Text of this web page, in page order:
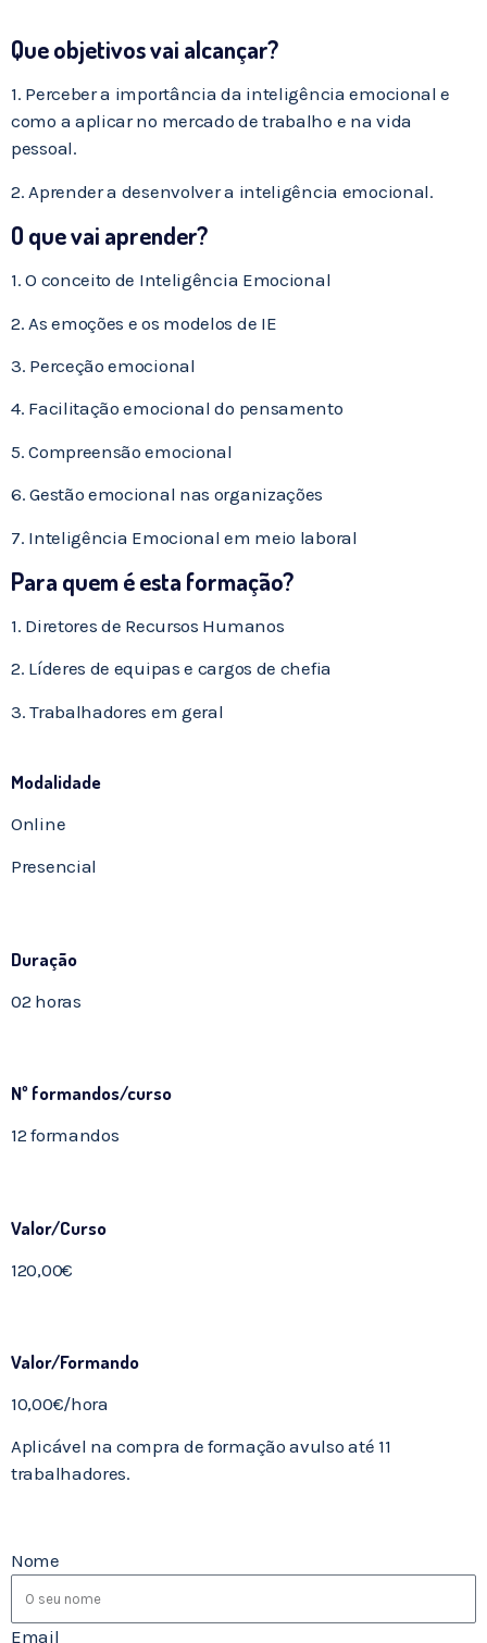
Que objetivos vai alcançar?
1. Perceber a importância da inteligência emocional e
como a aplicar no mercado de trabalho e na vida
pessoal.
2. Aprender a desenvolver a inteligência emocional.
O que vai aprender?
1. O conceito de Inteligência Emocional
2. As emoções e os modelos de IE
3. Perceção emocional
4. Facilitação emocional do pensamento
5. Compreensão emocional
6. Gestão emocional nas organizações
7. Inteligência Emocional em meio laboral
Para quem é esta formação?
1. Diretores de Recursos Humanos
2. Líderes de equipas e cargos de chefia
3. Trabalhadores em geral
Modalidade
Online
Presencial
Duração
02 horas
Nº formandos/curso
12 formandos
Valor/Curso
120,00€
Valor/Formando
10,00€/hora
Aplicável na compra de formação avulso até 11
trabalhadores.
Nome
Email